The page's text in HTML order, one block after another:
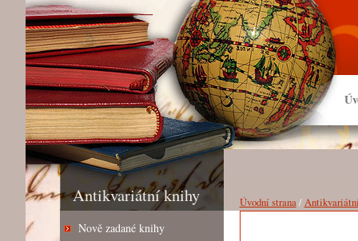
Antikvariátní knihy
Nově zadané knihy
Úvodní strana/